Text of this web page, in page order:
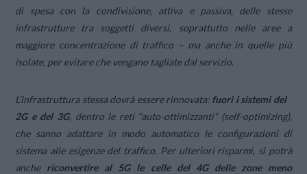
di spesa con la condivisione, attiva e passiva, delle stesse
infrastrutture tra soggetti diversi, soprattutto nelle aree a
maggiore concentrazione di traffico – ma anche in quelle più
isolate, per evitare che vengano tagliate dal servizio.
L’infrastruttura stessa dovrà essere rinnovata: fuori i sistemi del
2G e del 3G, dentro le reti “auto-ottimizzanti” (self-optimizing),
che sanno adattare in modo automatico le configurazioni di
sistema alle esigenze del traffico. Per ulteriori risparmi, si potrà
anche riconvertire al 5G le celle del 4G delle zone meno